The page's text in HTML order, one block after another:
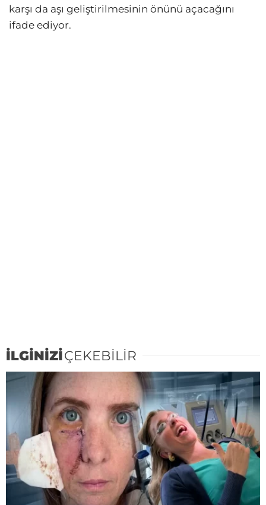
karşı da aşı geliştirilmesinin önünü açacağını
ifade ediyor.
İLGİNİZİÇEKEBİLİR